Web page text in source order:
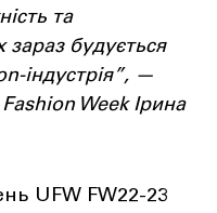
та
зараз будується
індустрія”, —
Week Ірина
UFW FW22-23